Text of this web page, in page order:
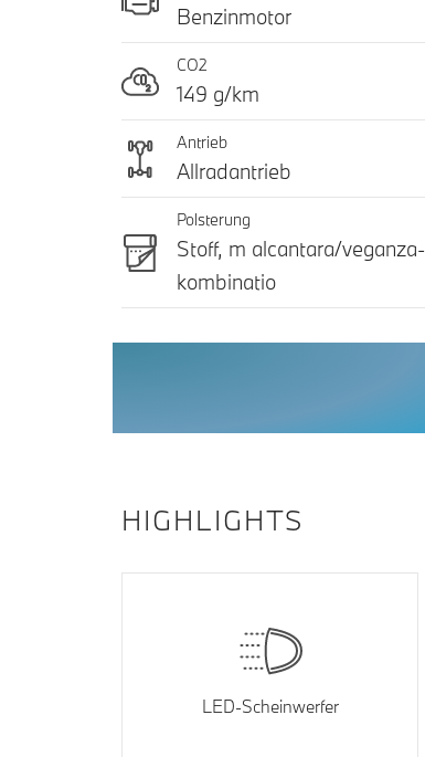
Benzinmotor
CO2
149 g/km
Antrieb
Allradantrieb
Polsterung
Stoff, m alcantara/veganza-
kombinatio
HIGHLIGHTS
LED-Scheinwerfer